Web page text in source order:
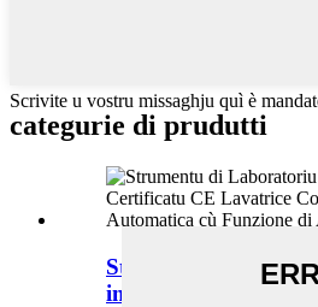
Scrivite u vostru missaghju quì è
categurie di prudutti
Strumentu di
inossidabile